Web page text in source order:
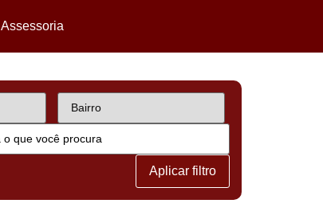
Assessoria
Aplicar filtro